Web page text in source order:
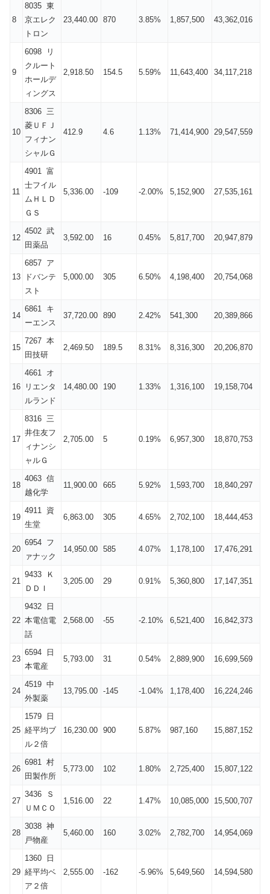
8
8035 東
京エレク
トロン
23,440.00 870 3.85% 1,857,500 43,362,016
9
6098 リ
クルート
ホールデ
ィングス
2,918.50 154.5 5.59% 11,643,400 34,117,218
10
8306 三
菱ＵＦＪ
フィナン
シャルＧ
412.9 4.6 1.13% 71,414,900 29,547,559
11
4901 富
士フイル
ムＨＬＤ
ＧＳ
5,336.00 -109 -2.00% 5,152,900 27,535,161
12
4502 武
田薬品
3,592.00 16 0.45% 5,817,700 20,947,879
13
6857 ア
ドバンテ
スト
5,000.00 305 6.50% 4,198,400 20,754,068
14
6861 キ
ーエンス
37,720.00 890 2.42% 541,300 20,389,866
15
7267 本
田技研
2,469.50 189.5 8.31% 8,316,300 20,206,870
16
4661 オ
リエンタ
ルランド
14,480.00 190 1.33% 1,316,100 19,158,704
17
8316 三
井住友フ
ィナンシ
ャルＧ
2,705.00 5 0.19% 6,957,300 18,870,753
18
4063 信
越化学
11,900.00 665 5.92% 1,593,700 18,840,297
19
4911 資
生堂
6,863.00 305 4.65% 2,702,100 18,444,453
20
6954 フ
ァナック
14,950.00 585 4.07% 1,178,100 17,476,291
21
9433 Ｋ
ＤＤＩ
3,205.00 29 0.91% 5,360,800 17,147,351
22
9432 日
本電信電
話
2,568.00 -55 -2.10% 6,521,400 16,842,373
23
6594 日
本電産
5,793.00 31 0.54% 2,889,900 16,699,569
24
4519 中
外製薬
13,795.00 -145 -1.04% 1,178,400 16,224,246
25
1579 日
経平均ブ
ル２倍
16,230.00 900 5.87% 987,160 15,887,152
26
6981 村
田製作所
5,773.00 102 1.80% 2,725,400 15,807,122
27
3436 Ｓ
ＵＭＣＯ
1,516.00 22 1.47% 10,085,000 15,500,707
28
3038 神
戸物産
5,460.00 160 3.02% 2,782,700 14,954,069
29
1360 日
経平均ベ
ア２倍
2,555.00 -162 -5.96% 5,649,560 14,594,580